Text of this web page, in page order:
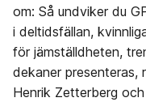
om: Så undviker du
i deltidsfällan,
för jämställdheten,
dekaner presenteras,
Henrik Zetterberg